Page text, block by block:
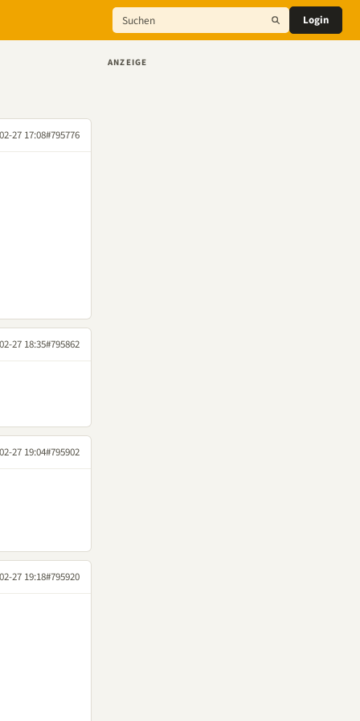
Login
27 17:08#795776
27 18:35#795862
27 19:04#795902
27 19:18#795920
ANZEIGE